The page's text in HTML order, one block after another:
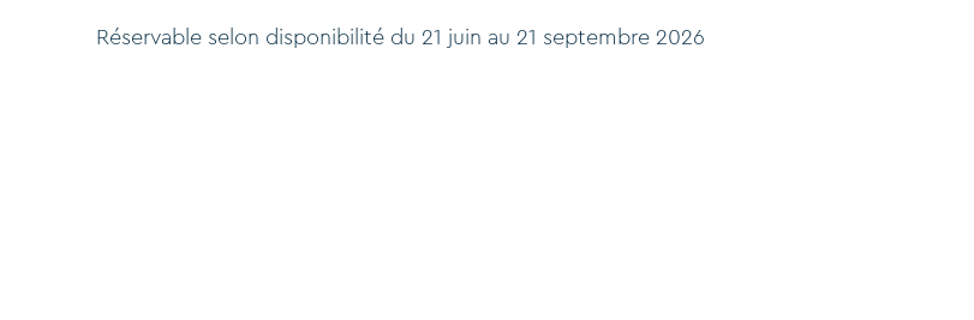
Réservable selon disponibilité du 21 juin au 21 septembre 2026